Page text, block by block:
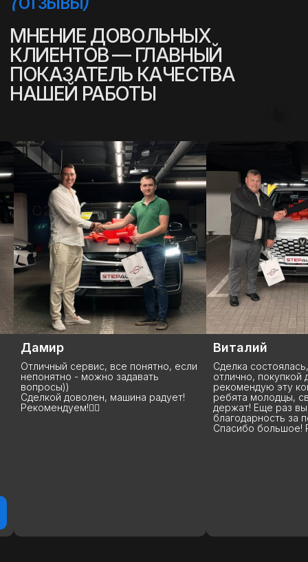
Виталий
Сделка состоялась, все прошло
отлично, покупкой доволен,
рекомендую эту компанию StepAuto,
ребята молодцы, свои слова
держат! Еще раз выражаю свою
Анна
Данную
покупаю у них
что хочу сказать:
вы лучшие, я бы
высшем уровне,
машины до
дальнейшей
(УСПЕШНЫЕ ИСТОРИИ)